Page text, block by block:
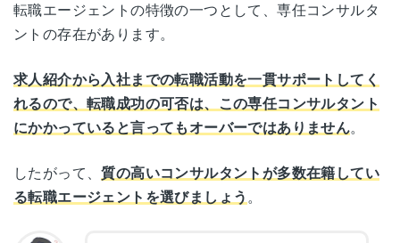
転職エージェントの特徴の一つとして、専任コンサルタ
ントの存在があります。
求人紹介から入社までの転職活動を一貫サポートしてく
れるので、転職成功の可否は、この専任コンサルタント
にかかっていると言ってもオーバーではありません。
したがって、質の高いコンサルタントが多数在籍してい
る転職エージェントを選びましょう 。